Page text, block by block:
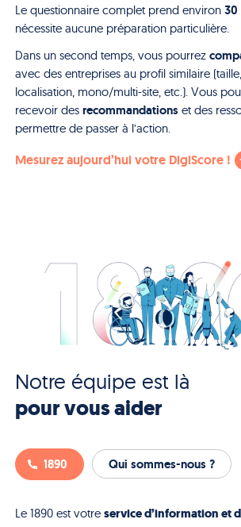
Le questionnaire complet prend environ30
nécessite aucune préparation particulière.
Dans un second temps, vous pourrez
avec des entreprises au profil similaire
localisation, mono/multi-site, etc.). Vous
recevoir des recommandationset des
permettre de passer à l’action.
Mesurez aujourd’hui votre DigiScore !
Notre équipe est là
pour vous aider
1890 Qui sommes-nous ?
Le 1890 est votre service d’information et